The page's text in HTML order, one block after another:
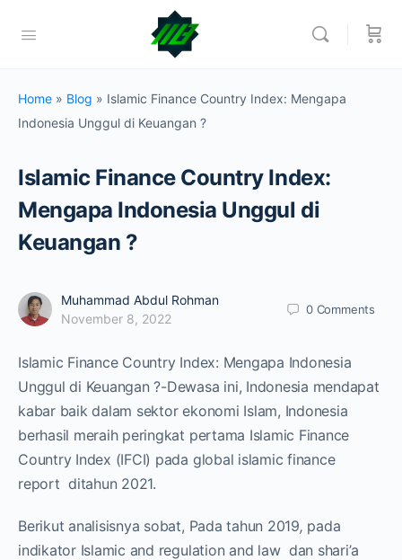
Home » Blog » Islamic Finance Country Index: Mengapa
Indonesia Unggul di Keuangan ?
Islamic Finance Country Index:
Mengapa Indonesia Unggul di
Keuangan ?
Muhammad Abdul Rohman
November 8, 2022
0 Comments
Islamic Finance Country Index: Mengapa Indonesia
Unggul di Keuangan ?-Dewasa ini, Indonesia mendapat
kabar baik dalam sektor ekonomi Islam, Indonesia
berhasil meraih peringkat pertama Islamic Finance
Country Index (IFCI) pada global islamic finance
report ditahun 2021.
Berikut analisisnya sobat, Pada tahun 2019, pada
indikator Islamic and regulation and law dan shari’a